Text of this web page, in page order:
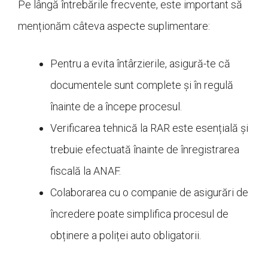
Pe lângă întrebările frecvente, este important să
menționăm câteva aspecte suplimentare:
Pentru a evita întârzierile, asigură-te că
documentele sunt complete și în regulă
înainte de a începe procesul.
Verificarea tehnică la RAR este esențială și
trebuie efectuată înainte de înregistrarea
fiscală la ANAF.
Colaborarea cu o companie de asigurări de
încredere poate simplifica procesul de
obținere a poliței auto obligatorii.